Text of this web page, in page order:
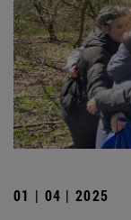
01 | 04 | 2025